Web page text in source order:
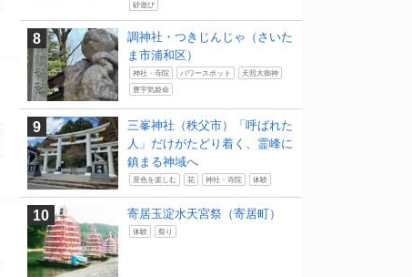
砂遊び
調神社・つきじんじゃ（さいた
ま市浦和区）
神社・寺院 パワースポット 天照大御神
豊宇気姫命
三峯神社（秩父市）「呼ばれた
人」だけがたどり着く、霊峰に
鎮まる神域へ
景色を楽しむ 花 神社・寺院 体験
寄居玉淀水天宮祭（寄居町）
体験 祭り